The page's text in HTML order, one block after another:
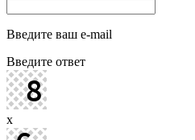
Введите ваш e-mail
Введите ответ
x